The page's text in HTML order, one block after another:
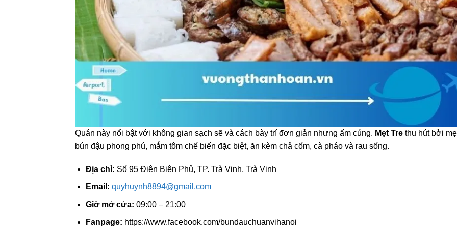
Quán này nổi bật với không gian sạch sẽ và cách bày trí đơn giản nhưng ấm cúng. Mẹt Tre thu hút bởi
bún đậu phong phú, mắm tôm chế biến đặc biệt, ăn kèm chả cốm, cà pháo và rau sống.
Địa chỉ: Số 95 Điện Biên Phủ, TP. Trà Vinh, Trà Vinh
Email: quyhuynh8894@gmail.com
Giờ mở cửa: 09:00 – 21:00
Fanpage: https://www.facebook.com/bundauchuanvihanoi